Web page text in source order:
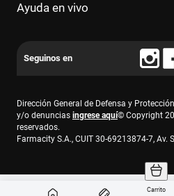
Carrito
Ayuda en vivo
Dirección General de Defensa y
y/o denuncias ingrese aquí© Copyright
reservados.
Farmacity S.A., CUIT 30-69213874-7, Av.